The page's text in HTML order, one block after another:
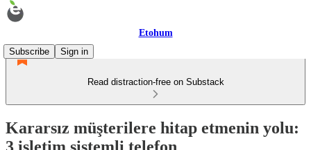
Etohum
Subscribe
Sign in
Read distraction-free on Substack
Kararsız müşterilere hitap etmenin yolu: